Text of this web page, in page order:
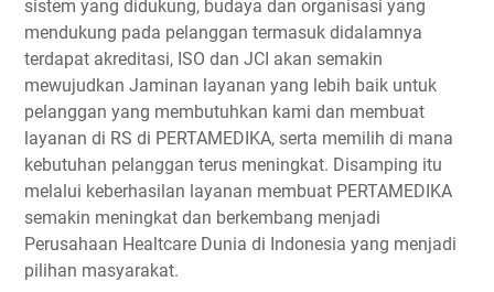
sistem yang didukung, budaya dan organisasi yang
mendukung pada pelanggan termasuk didalamnya
terdapat akreditasi, ISO dan JCI akan semakin
mewujudkan Jaminan layanan yang lebih baik untuk
pelanggan yang membutuhkan kami dan membuat
layanan di RS di PERTAMEDIKA, serta memilih di mana
kebutuhan pelanggan terus meningkat. Disamping itu
melalui keberhasilan layanan membuat PERTAMEDIKA
semakin meningkat dan berkembang menjadi
Perusahaan Healtcare Dunia di Indonesia yang menjadi
pilihan masyarakat.